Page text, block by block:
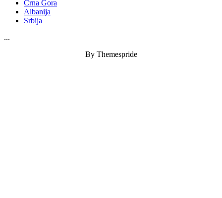
Crna Gora
Albanija
Srbija
...
By Themespride